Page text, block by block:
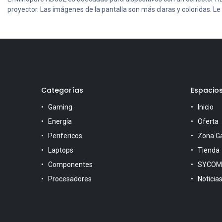
proyector. Las imágenes de la pantalla son más claras y coloridas.
Categorías
Gaming
Energía
Perifericos
Laptops
Componentes
Procesadores
Espacios
Inicio
Oferta
Zona
Tienda
SYCOM
Noticias